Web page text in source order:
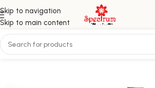
Skip to navigation
Skip to main content
Home اسلامیات